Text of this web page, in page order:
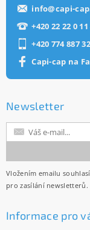
info@capi-
+420 22 22 0
+420 774 887
Capi-cap na
Newsletter
Vložením emailu
pro zasílání newsletterů.
Informace pro